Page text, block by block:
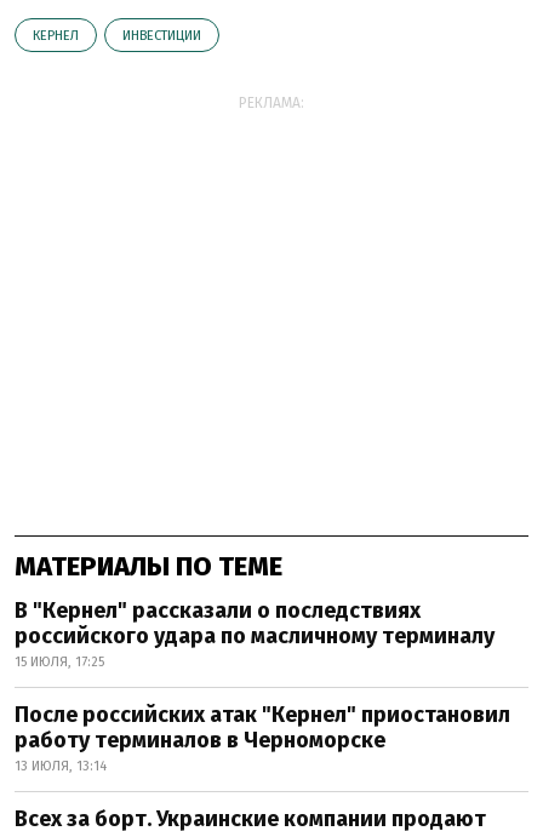
КЕРНЕЛ ИНВЕСТИЦИИ
РЕКЛАМА:
МАТЕРИАЛЫ ПО ТЕМЕ
В "Кернел" рассказали о последствиях
российского удара по масличному терминалу
15 ИЮЛЯ, 17:25
После российских атак "Кернел" приостановил
работу терминалов в Черноморске
13 ИЮЛЯ, 13:14
Всех за борт. Украинские компании продают